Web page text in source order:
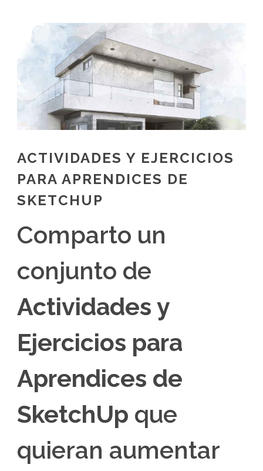
ACTIVIDADES Y EJERCICIOS
PARA APRENDICES DE
SKETCHUP
Comparto un
conjunto de
Actividades y
Ejercicios para
Aprendices de
SketchUp que
quieran aumentar